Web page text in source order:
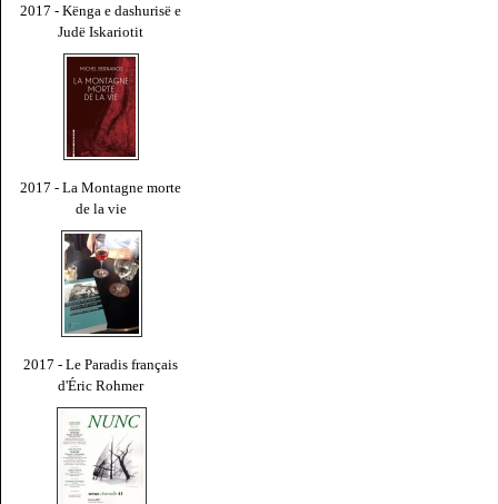
2017 - Kënga e dashurisë e
Judë Iskariotit
2017 - La Montagne morte
de la vie
2017 - Le Paradis français
d'Éric Rohmer